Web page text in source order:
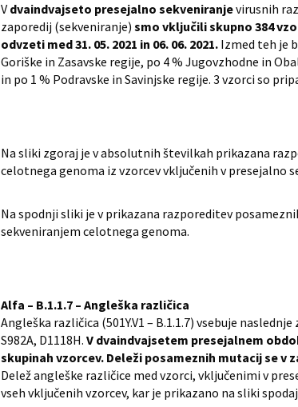
V dvaindvajseto presejalno sekveniranjevirusnih
zaporedij (sekveniranje) smo vključili skupno 384
odvzeti med 31. 05. 2021 in 06. 06. 2021. Izmed teh je
Goriške in Zasavske regije, po 4 % Jugovzhodne in
in po 1 % Podravske in Savinjske regije. 3 vzorci so
Na sliki zgoraj je v absolutnih številkah prikazana
celotnega genoma iz vzorcev vključenih v presejalno
Na spodnji sliki je v prikazana razporeditev
sekveniranjem celotnega genoma.
Alfa – B.1.1.7 – Angleška različica
Angleška različica (501Y.V1 – B.1.1.7) vsebuje
S982A, D1118H. V dvaindvajsetem presejalnem
skupinah vzorcev. Deleži posameznih mutacij se v
Delež angleške različice med vzorci, vključenimi v
vseh vključenih vzorcev, kar je prikazano na sliki